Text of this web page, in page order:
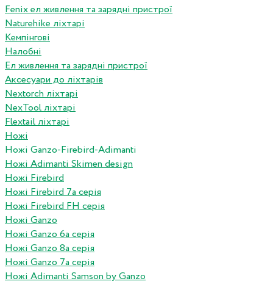
Fenix ел живлення та зарядні пристрої
Naturehike ліхтарі
Кемпінгові
Налобні
Ел живлення та зарядні пристрої
Аксесуари до ліхтарів
Nextorch ліхтарі
NexTool ліхтарі
Flextail ліхтарі
Ножі
Ножі Ganzo-Firebird-Adimanti
Ножі Adimanti Skimen design
Ножі Firebird
Ножі Firebird 7а серія
Ножі Firebird FH серія
Ножі Ganzo
Ножі Ganzo 6а серія
Ножі Ganzo 8а серія
Ножі Ganzo 7а серія
Ножі Adimanti Samson by Ganzo